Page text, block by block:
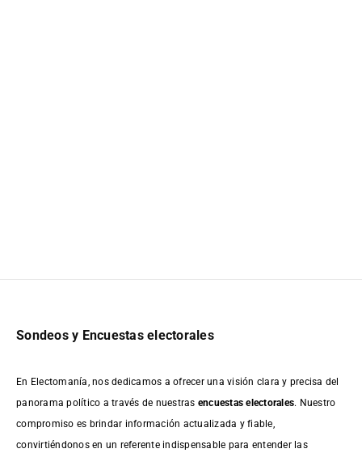
Sondeos y Encuestas electorales
En Electomanía, nos dedicamos a ofrecer una visión clara y precisa del
panorama político a través de nuestras encuestas electorales. Nuestro
compromiso es brindar información actualizada y fiable,
convirtiéndonos en un referente indispensable para entender las